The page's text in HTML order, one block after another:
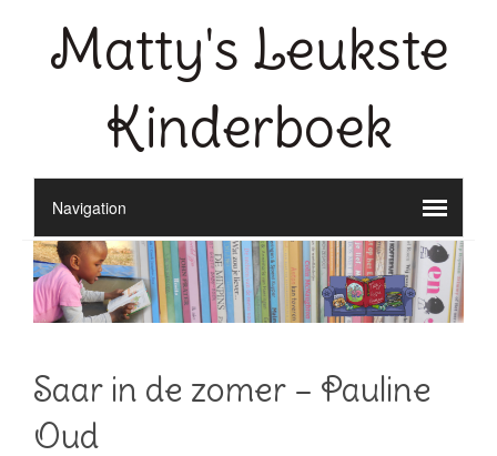
Matty's Leukste
Kinderboek
Saar in de zomer – Pauline
Oud